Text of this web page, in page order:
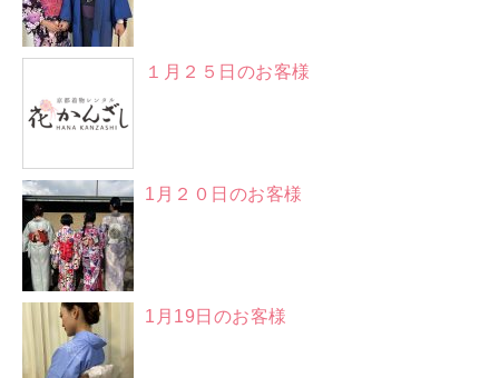
１月２５日のお客様
1月２０日のお客様
1月19日のお客様